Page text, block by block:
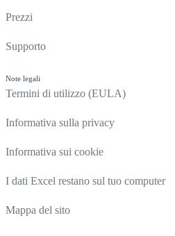
Prezzi
Supporto
Note legali
Termini di utilizzo (EULA)
Informativa sulla privacy
Informativa sui cookie
I dati Excel restano sul tuo computer
Mappa del sito